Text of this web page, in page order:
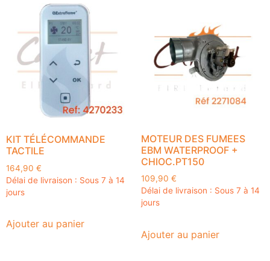
KIT TÉLÉCOMMANDE
TACTILE
164,90 €
Délai de livraison : Sous 7 à 14
jours
Ajouter au panier
MOTEUR DES FUMEES
EBM WATERPROOF +
CHIOC.PT150
109,90 €
Délai de livraison : Sous 7 à 14
jours
Ajouter au panier